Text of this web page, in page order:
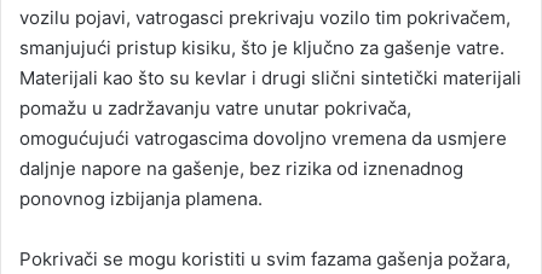
vozilu pojavi, vatrogasci prekrivaju vozilo tim pokrivačem,
smanjujući pristup kisiku, što je ključno za gašenje vatre.
Materijali kao što su kevlar i drugi slični sintetički materijali
pomažu u zadržavanju vatre unutar pokrivača,
omogućujući vatrogascima dovoljno vremena da usmjere
daljnje napore na gašenje, bez rizika od iznenadnog
ponovnog izbijanja plamena.
Pokrivači se mogu koristiti u svim fazama gašenja požara,